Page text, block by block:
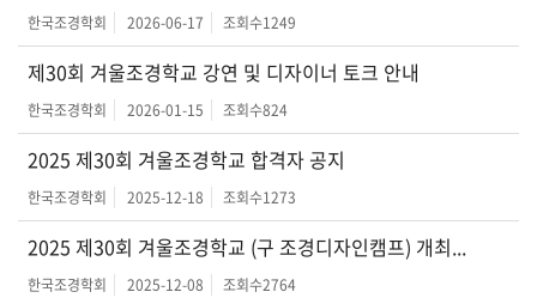
한국조경학회 2026-06-17 조회수1249
제30회 겨울조경학교 강연 및 디자이너 토크 안내
한국조경학회 2026-01-15 조회수824
2025 제30회 겨울조경학교 합격자 공지
한국조경학회 2025-12-18 조회수1273
2025 제30회 겨울조경학교 (구 조경디자인캠프) 개최...
한국조경학회 2025-12-08 조회수2764